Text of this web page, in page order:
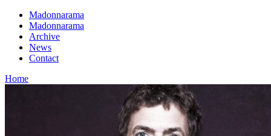
Madonnarama
Madonnarama
Archive
News
Contact
Home